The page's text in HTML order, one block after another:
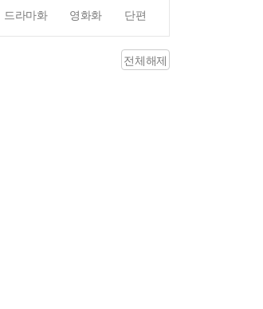
드라마화 영화화 단편
전체해제